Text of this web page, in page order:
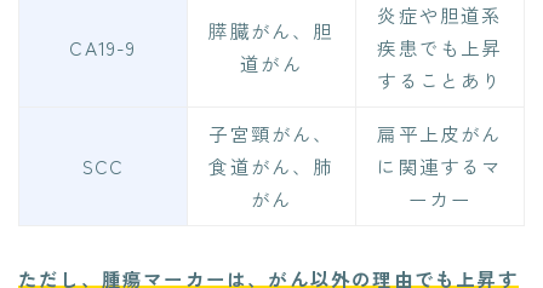
CA19-9
膵臓がん、胆
道がん
炎症や胆道系
疾患でも上昇
することあり
SCC
子宮頸がん、
食道がん、肺
がん
扁平上皮がん
に関連するマ
ーカー
ただし、腫瘍マーカーは、がん以外の理由でも上昇す